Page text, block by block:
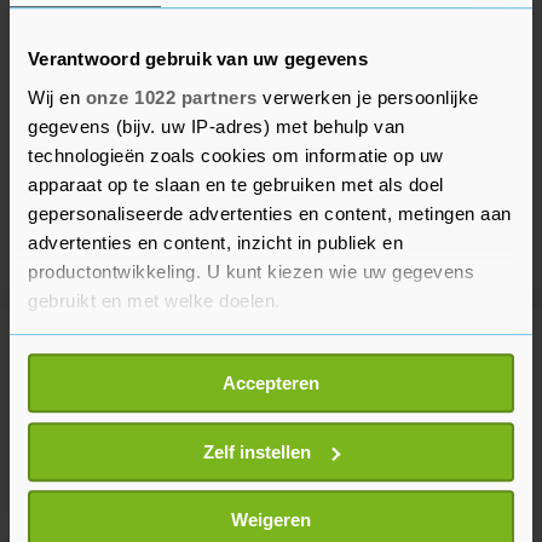
Verantwoord gebruik van uw gegevens
Wij en onze 1022 partners verwerken je persoonlijke
gegevens (bijv. uw IP-adres) met behulp van
technologieën zoals cookies om informatie op uw
apparaat op te slaan en te gebruiken met als doel
gepersonaliseerde advertenties en content, metingen aan
advertenties en content, inzicht in publiek en
productontwikkeling. U kunt kiezen wie uw gegevens
gebruikt en met welke doelen.
Als u het toestaat, willen we ook graag:
Informatie verzamelen over uw geografische
locatie, die tot een paar meter nauwkeurig kan zijn
Uw apparaat identificeren door het actief te
scannen op specifieke eigenschappen (fingerprinting)
Lees meer over hoe uw persoonlijke gegevens worden
Accepteren
Zelf instellen
Weigeren
Meer uit Voetbal
bondscoach voetballers Zuid-
Afrika